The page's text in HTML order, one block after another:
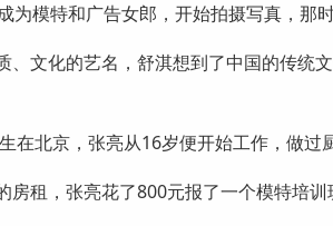
为模特和广告女郎，开始拍摄写真，那
、文化的艺名，舒淇想到了中国的传统
在北京，张亮从16岁便开始工作，做过
房租，张亮花了800元报了一个模特培训